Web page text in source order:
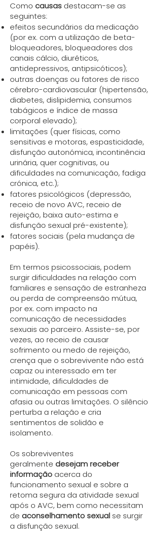
Como causas destacam-se as
seguintes:
efeitos secundários da medicação
(por ex. com a utilização de beta-
bloqueadores, bloqueadores dos
canais cálcio, diuréticos,
antidepressivos, antipsicóticos);
outras doenças ou fatores de risco
cérebro-cardiovascular (hipertensão,
diabetes, dislipidemia, consumos
tabágicos e índice de massa
corporal elevado);
limitações (quer físicas, como
sensitivas e motoras, espasticidade,
disfunção autonómica, incontinência
urinária, quer cognitivas, ou
dificuldades na comunicação, fadiga
crónica, etc.);
fatores psicológicos (depressão,
receio de novo AVC, receio de
rejeição, baixa auto-estima e
disfunção sexual pré-existente);
fatores sociais (pela mudança de
papéis).
Em termos psicossociais, podem
surgir dificuldades na relação com
familiares e sensação de estranheza
ou perda de compreensão mútua,
por ex. com impacto na
comunicação de necessidades
sexuais ao parceiro. Assiste-se, por
vezes, ao receio de causar
sofrimento ou medo de rejeição,
crença que o sobrevivente não está
capaz ou interessado em ter
intimidade, dificuldades de
comunicação em pessoas com
afasia ou outras limitações. O silêncio
perturba a relação e cria
sentimentos de solidão e
isolamento.
Os sobreviventes
geralmente desejam receber
informação acerca do
funcionamento sexual e sobre a
retoma segura da atividade sexual
após o AVC, bem como necessitam
de aconselhamento sexual se surgir
a disfunção sexual.